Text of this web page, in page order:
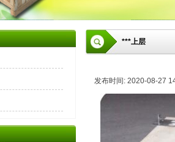
***上层
发布时间: 2020-08-27